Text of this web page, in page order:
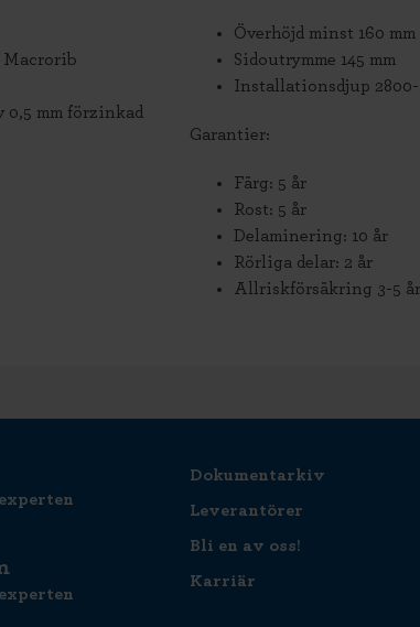
Macrorib
mm förzinkad
Överhöjd minst 160 mm
Sidoutrymme 145 mm
Installationsdjup 2800-
Garantier:
Färg: 5 år
Rost: 5 år
Delaminering: 10 år
Rörliga delar: 2 år
Allriskförsäkring 3-5 år
Dokumentarkiv
Leverantörer
Bli en av oss!
Karriär